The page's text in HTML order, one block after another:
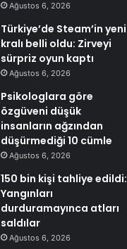
Ağustos 6, 2026
Türkiye’de Steam’in yeni
kralı belli oldu: Zirveyi
sürpriz oyun kaptı
Ağustos 6, 2026
Psikologlara göre
özgüveni düşük
insanların ağzından
düşürmediği 10 cümle
Ağustos 6, 2026
150 bin kişi tahliye edildi:
Yangınları
durduramayınca atları
saldılar
Ağustos 6, 2026